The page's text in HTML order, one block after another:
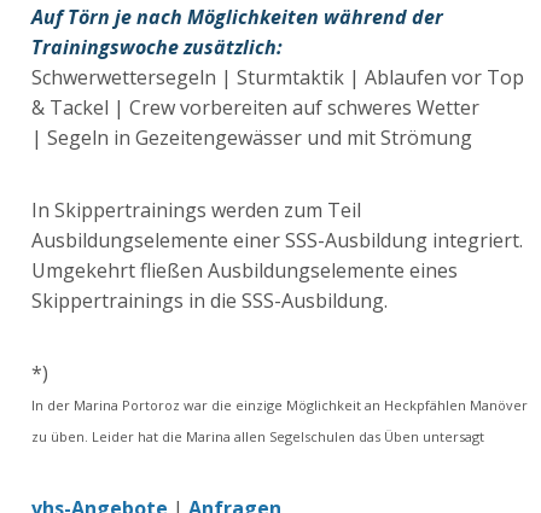
Auf Törn je nach Möglichkeiten während der
Trainingswoche zusätzlich:
Schwerwettersegeln | Sturmtaktik | Ablaufen vor Top
& Tackel | Crew vorbereiten auf schweres Wetter
| Segeln in Gezeitengewässer und mit Strömung
In Skippertrainings werden zum Teil
Ausbildungselemente einer SSS-Ausbildung integriert.
Umgekehrt fließen Ausbildungselemente eines
Skippertrainings in die SSS-Ausbildung.
*)
In der Marina Portoroz war die einzige Möglichkeit an Heckpfählen Manöver
zu üben. Leider hat die Marina allen Segelschulen das Üben untersagt